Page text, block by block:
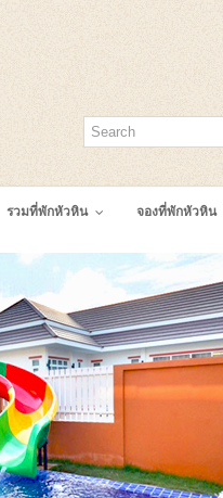
รวมที่พักหัวหิน จองที่พักหัวหิน